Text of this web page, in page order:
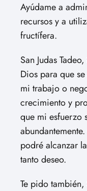
Ayúdame a
recursos y a
fructífera.
San Judas
Dios para que
mi trabajo o
crecimiento y
que mi esfuerzo
podré alcanzar
tanto deseo.
Te pido también,